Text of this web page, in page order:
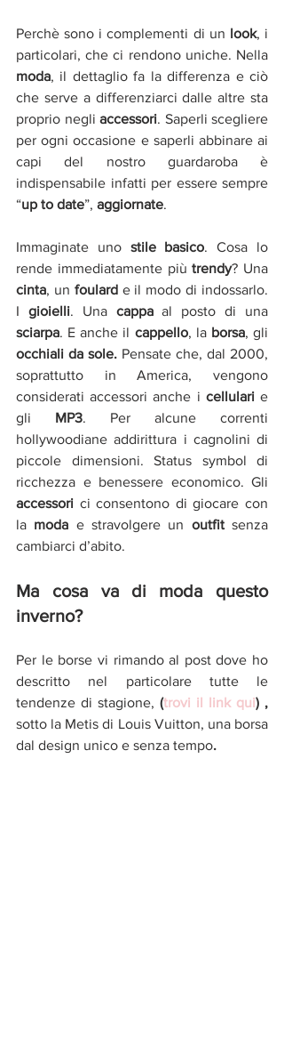
Perchè sono i complementi di un look, i
moda, il dettaglio fa la differenza e ciò
che serve a differenziarci dalle altre sta
proprio negli accessori. Saperli scegliere
per ogni occasione e saperli abbinare ai
capi del nostro guardaroba è
indispensabile infatti per essere sempre
“up to date”, aggiornate.
Immaginate uno stile basico. Cosa lo
rende immediatamente più trendy
cinta, un foulard e il modo di indossarlo.
I gioielli. Una cappa
sciarpa. E anche il cappello, la borsa
occhiali da sole. Pensate che, dal 2000,
soprattutto in America, vengono
considerati accessori anche i cellulari e
gli MP3. Per alcune correnti
hollywoodiane addirittura i cagnolini di
piccole dimensioni. Status symbol di
accessori ci consentono di giocare con
la moda e stravolgere un outfit senza
cambiarci d’abito.
Ma cosa va di moda questo
inverno?
Per le borse vi rimando al post dove ho
descritto nel particolare tutte le
tendenze di stagione, (trovi il link qui) ,
sotto la Metis di Louis Vuitton, una borsa
dal design unico e senza tempo.